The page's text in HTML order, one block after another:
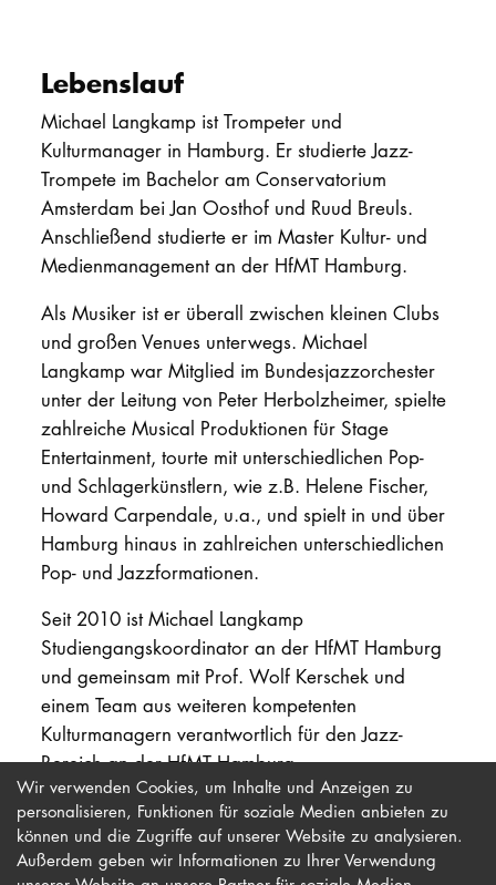
Lebenslauf
Michael Langkamp ist Trompeter und
Kulturmanager in Hamburg. Er studierte Jazz-
Trompete im Bachelor am Conservatorium
Amsterdam bei Jan Oosthof und Ruud Breuls.
Anschließend studierte er im Master Kultur- und
Medienmanagement an der HfMT Hamburg.
Als Musiker ist er überall zwischen kleinen Clubs
und großen Venues unterwegs. Michael
Langkamp war Mitglied im Bundesjazzorchester
unter der Leitung von Peter Herbolzheimer, spielte
zahlreiche Musical Produktionen für Stage
Entertainment, tourte mit unterschiedlichen Pop-
und Schlagerkünstlern, wie z.B. Helene Fischer,
Howard Carpendale, u.a., und spielt in und über
Hamburg hinaus in zahlreichen unterschiedlichen
Pop- und Jazzformationen.
Seit 2010 ist Michael Langkamp
Studiengangskoordinator an der HfMT Hamburg
und gemeinsam mit Prof. Wolf Kerschek und
einem Team aus weiteren kompetenten
Kulturmanagern verantwortlich für den Jazz-
Bereich an der HfMT Hamburg.
Wir verwenden Cookies, um Inhalte und Anzeigen zu
personalisieren, Funktionen für soziale Medien anbieten zu
können und die Zugriffe auf unserer Website zu analysieren.
Außerdem geben wir Informationen zu Ihrer Verwendung